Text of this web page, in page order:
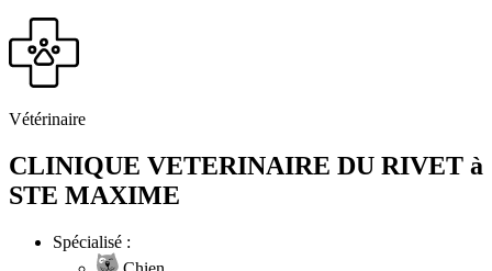
Vétérinaire
CLINIQUE VETERINAIRE DU RIVET à
STE MAXIME
Spécialisé :